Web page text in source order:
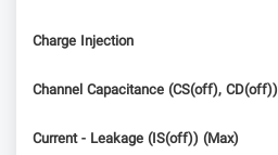
Charge Injection
Channel Capacitance (CS(off), CD(off))
Current - Leakage (IS(off)) (Max)